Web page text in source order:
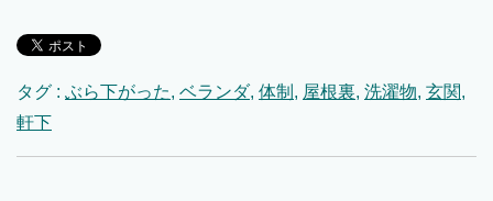
タグ : ぶら下がった, ベランダ, 体制 , 屋根裏, 洗濯物, 玄関,
軒下